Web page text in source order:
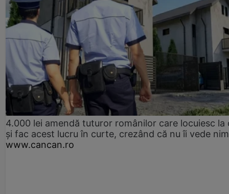
4.000 lei amendă tuturor românilor care locuiesc la
și fac acest lucru în curte, crezând că nu îi vede
www.cancan.ro